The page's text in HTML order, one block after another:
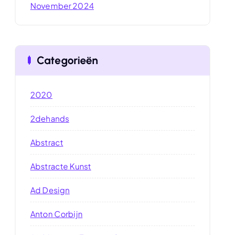
November 2024
Categorieën
2020
2dehands
Abstract
Abstracte Kunst
Ad Design
Anton Corbijn